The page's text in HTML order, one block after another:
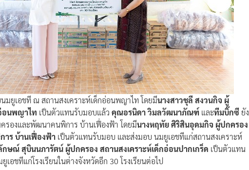
มยูเอชที ณ สถานสงเคราะห์เด็กอ่อนพญาไท โดยมีนางสาวชุลี สงวนกิจ ผู้
อนพญาไท เป็นตัวแทนรับมอบแล้ว คุณอรนิดา วิมลวัฒนาภัณฑ์ และทีมบิ๊กซี ยัง
รองและพัฒนาคนพิการ บ้านเฟื่องฟ้า โดยมีนางหฤทัย ศิริสินอุดมกิจ ผู้ปกครอง
ร บ้านเฟื่องฟ้า เป็นตัวแทนรับมอบ และส่งมอบ นมยูเอชทีแก่สถานสงเคราะห์
กษณ์ สุบินนภารัตน์ ผู้ปกครอง สถานสงเคราะห์เด็กอ่อนปากเกร็ด เป็นตัวแทน
อชทีแก่โรงเรียนในต่างจังหวัดอีก 30 โรงเรียนต่อไป